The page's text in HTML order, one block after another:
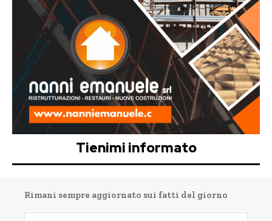
Tienimi informato
Rimani sempre aggiornato sui fatti del giorno